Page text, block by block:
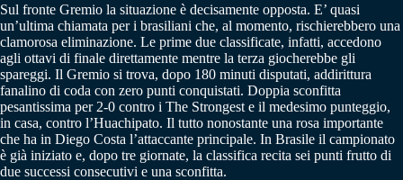
Sul fronte Gremio la situazione è decisamente opposta. E’ quasi
un’ultima chiamata per i brasiliani che, al momento, rischierebbero una
clamorosa eliminazione. Le prime due classificate, infatti, accedono
agli ottavi di finale direttamente mentre la terza giocherebbe gli
spareggi. Il Gremio si trova, dopo 180 minuti disputati, addirittura
fanalino di coda con zero punti conquistati. Doppia sconfitta
pesantissima per 2-0 contro i The Strongest e il medesimo punteggio,
in casa, contro l’Huachipato. Il tutto nonostante una rosa importante
che ha in Diego Costa l’attaccante principale. In Brasile il campionato
è già iniziato e, dopo tre giornate, la classifica recita sei punti frutto di
due successi consecutivi e una sconfitta.